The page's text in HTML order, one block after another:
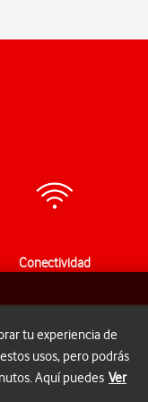
Conectividad
tu experiencia de
usos, pero podrás
Aquí puedes Ver